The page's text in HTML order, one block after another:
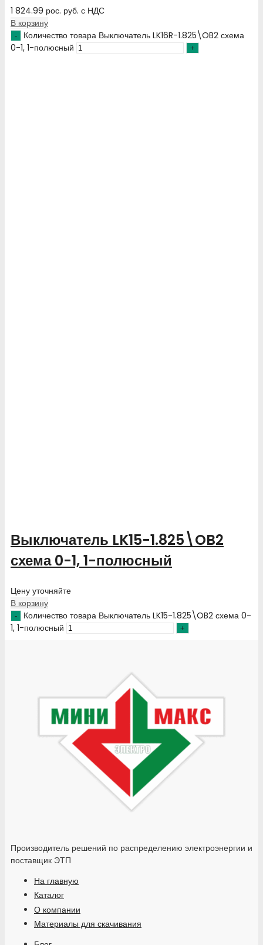
1 824.99 рос. руб. с НДС
В корзину
Количество товара Выключатель LK16R-1.825\OB2 схема
0-1, 1-полюсный
Выключатель LK15-1.825\OB2
схема 0-1, 1-полюсный
Цену уточняйте
В корзину
Количество товара Выключатель LK15-1.825\OB2 схема 0-
1, 1-полюсный
Производитель решений по распределению электроэнергии и
поставщик ЭТП
На главную
Каталог
О компании
Материалы для скачивания